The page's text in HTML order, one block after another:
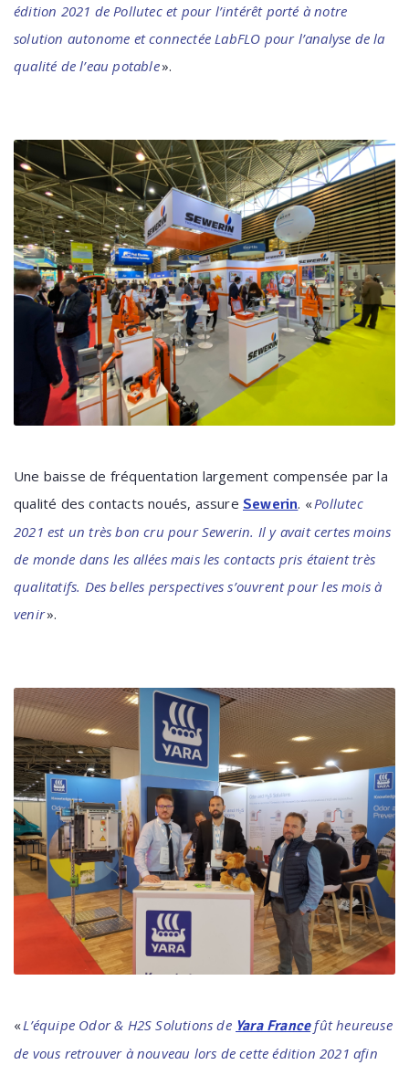
édition 2021 de Pollutec et pour l’intérêt porté à notre
solution autonome et connectée LabFLO pour l’analyse de la
qualité de l’eau potable».
Une baisse de fréquentation largement compensée par la
qualité des contacts noués, assure Sewerin. «Pollutec
2021 est un très bon cru pour Sewerin. Il y avait certes moins
de monde dans les allées mais les contacts pris étaient très
qualitatifs. Des belles perspectives s’ouvrent pour les mois à
venir».
«L’équipe Odor & H2S Solutions de Yara Francefût heureuse
de vous retrouver à nouveau lors de cette édition 2021 afin